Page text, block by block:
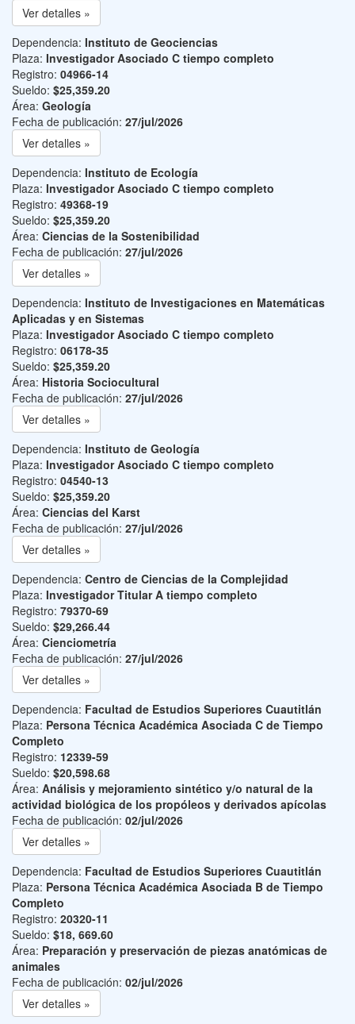
Ver detalles »
Dependencia: Instituto de Geociencias
Plaza: Investigador Asociado C tiempo completo
Registro: 04966-14
Sueldo: $25,359.20
Área: Geología
Fecha de publicación: 27/jul/2026
Ver detalles »
Dependencia: Instituto de Ecología
Plaza: Investigador Asociado C tiempo completo
Registro: 49368-19
Sueldo: $25,359.20
Área: Ciencias de la Sostenibilidad
Fecha de publicación: 27/jul/2026
Ver detalles »
Dependencia: Instituto de Investigaciones en Matemáticas
Aplicadas y en Sistemas
Plaza: Investigador Asociado C tiempo completo
Registro: 06178-35
Sueldo: $25,359.20
Área: Historia Sociocultural
Fecha de publicación: 27/jul/2026
Ver detalles »
Dependencia: Instituto de Geología
Plaza: Investigador Asociado C tiempo completo
Registro: 04540-13
Sueldo: $25,359.20
Área: Ciencias del Karst
Fecha de publicación: 27/jul/2026
Ver detalles »
Dependencia: Centro de Ciencias de la Complejidad
Plaza: Investigador Titular A tiempo completo
Registro: 79370-69
Sueldo: $29,266.44
Área: Cienciometría
Fecha de publicación: 27/jul/2026
Ver detalles »
Dependencia: Facultad de Estudios Superiores Cuautitlán
Plaza: Persona Técnica Académica Asociada C de Tiempo
Completo
Registro: 12339-59
Sueldo: $20,598.68
Área: Análisis y mejoramiento sintético y/o natural de la
actividad biológica de los propóleos y derivados apícolas
Fecha de publicación: 02/jul/2026
Ver detalles »
Dependencia: Facultad de Estudios Superiores Cuautitlán
Plaza: Persona Técnica Académica Asociada B de Tiempo
Completo
Registro: 20320-11
Sueldo: $18, 669.60
Área: Preparación y preservación de piezas anatómicas de
animales
Fecha de publicación: 02/jul/2026
Ver detalles »